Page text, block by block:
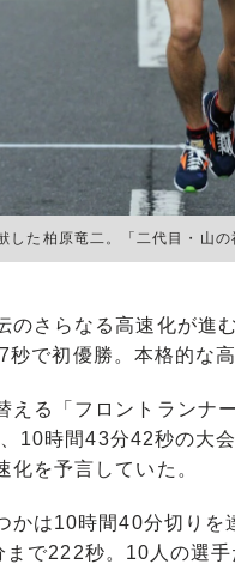
した柏原竜二。「二代目・
さらなる高速化が進
で初優勝。本格的な
る「フロントランナ
10時間43分42秒の大
を予言していた。
かは10時間40分切り
で222秒。10人の選